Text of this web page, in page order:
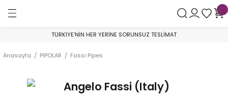
Astra Pipe
Sandblast
By Skovgaard
Smooth
Crown of Denmark
300
Franz Pipe
Sandblast
George Boyadjiev
A Grade
Golden Gate
Bent Brandy
Il Ceppo
Sandblast
Il Duca
Sandblast
Johs Pipes
Rustik & Smooth
Konstantin Shekita
Sandblast
Le Nuvole
Smooth
Nomad by Boyadjiev
Smooth
Poul Winslow
Yıl Piposu
Sara Eltang
Smooth
Tom Eltang
Valera Ryzhenko
Smooth
Pipo Filtresi
Aktif Karbon Pipo Filtresi
TÜRKİYE’NİN HER YERİNE SORUNSUZ TESLİMAT
Anasayfa PIPOLAR Fassi Pipes
Angelo Fassi (Italy)